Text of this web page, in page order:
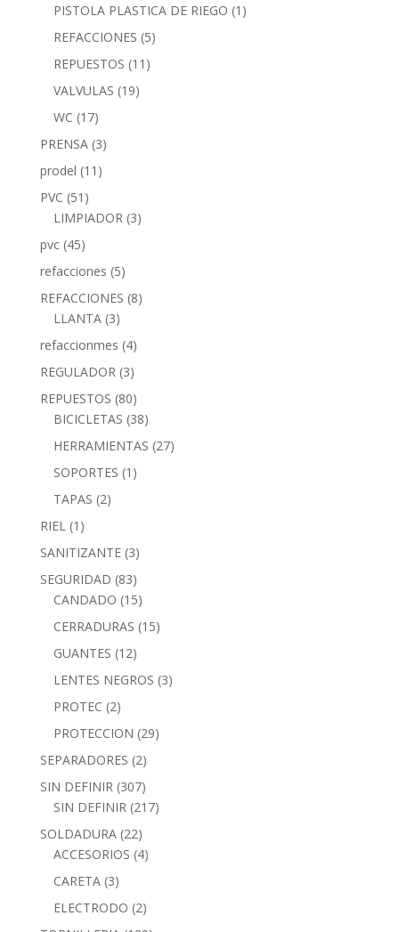
PISTOLA PLASTICA DE RIEGO (1)
REFACCIONES (5)
REPUESTOS (11)
VALVULAS (19)
WC (17)
PRENSA (3)
prodel (11)
PVC (51)
LIMPIADOR (3)
pvc (45)
refacciones (5)
REFACCIONES (8)
LLANTA (3)
refaccionmes (4)
REGULADOR (3)
REPUESTOS (80)
BICICLETAS (38)
HERRAMIENTAS (27)
SOPORTES (1)
TAPAS (2)
RIEL (1)
SANITIZANTE (3)
SEGURIDAD (83)
CANDADO (15)
CERRADURAS (15)
GUANTES (12)
LENTES NEGROS (3)
PROTEC (2)
PROTECCION (29)
SEPARADORES (2)
SIN DEFINIR (307)
SIN DEFINIR (217)
SOLDADURA (22)
ACCESORIOS (4)
CARETA (3)
ELECTRODO (2)